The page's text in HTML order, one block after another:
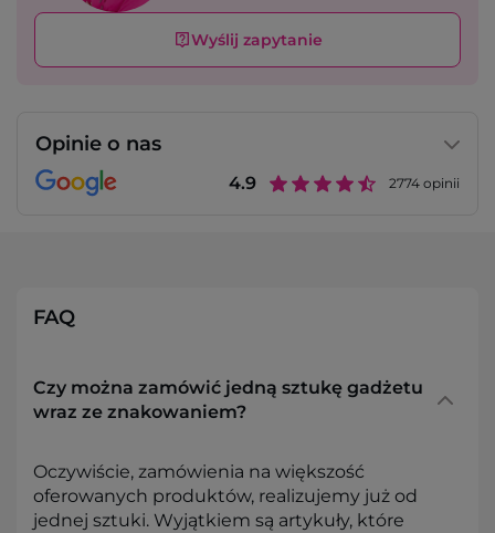
Wyślij zapytanie
Opinie o nas
4.9 2774 opinii
FAQ
Czy można zamówić jedną sztukę gadżetu
wraz ze znakowaniem?
Oczywiście, zamówienia na większość
oferowanych produktów, realizujemy już od
jednej sztuki. Wyjątkiem są artykuły, które